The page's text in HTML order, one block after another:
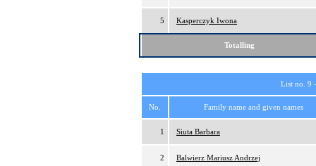
5 Kasperczyk Iwona
Totalling
List no. 9
No. Family name and given names
1 Siuta Barbara
2 Balwierz Mariusz Andrzej